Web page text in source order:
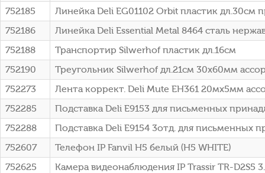
752185
Линейка Deli EG01102 Orbit пластик
752186
Линейка Deli Essential Metal 8464 сталь
752188
Транспортир Silwerhof пластик дл.16см
752190
Треугольник Silwerhof дл.21см 30х60мм
752273
Лента коррект. Deli Mute EH361 20мх5мм
752285
Подставка Deli E9153 для письменных
752288
Подставка Deli E9154 3отд. для письменных
752607
Телефон IP Fanvil H5 белый (H5 WHITE)
752625
Камера видеонаблюдения IP Trassir TR-D2S5